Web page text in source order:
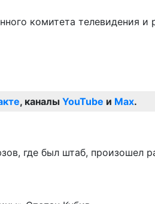
комитета телевидения и
, каналы YouTube и Max.
где был штаб, произошел